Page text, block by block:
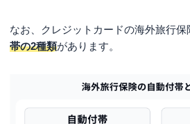
なお、クレジットカードの海外旅行保
帯の2種類があります。